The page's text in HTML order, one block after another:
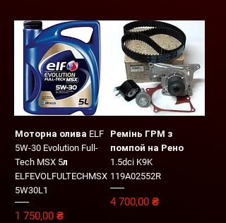
Моторна олива ELF
5W-30 Evolution Full-
Tech MSX 5л
ELFEVOLFULTECHMSX
5W30L1
Цена
1 750,00 ₴
Ремінь ГРМ з
помпой на Рено
1.5dci K9K
119A02552R
Цена
4 700,00 ₴